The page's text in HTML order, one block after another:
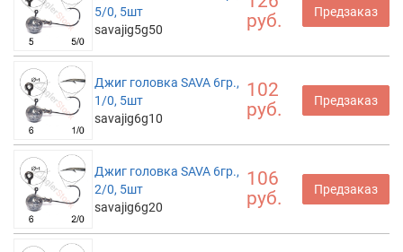
5/0, 5шт
savajig5g50
руб.
Предзаказ
Джиг головка SAVA 6гр.,
1/0, 5шт
savajig6g10
102
руб.
Предзаказ
Джиг головка SAVA 6гр.,
2/0, 5шт
savajig6g20
106
руб.
Предзаказ